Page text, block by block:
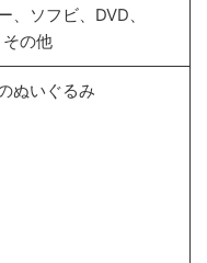
、ソフビ、DVD、
の他
ぬいぐるみ